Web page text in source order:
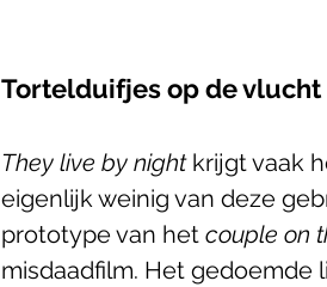
Tortelduifjes op de vlucht
They live by night krijgt vaak
eigenlijk weinig van deze
prototype van het couple on
misdaadfilm. Het gedoemde